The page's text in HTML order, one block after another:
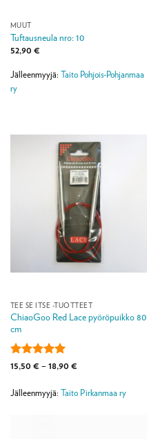
MUUT
Tuftausneula nro: 10
52,90 €
Jälleenmyyjä: Taito Pohjois-Pohjanmaa
ry
TEE SE ITSE -TUOTTEET
ChiaoGoo Red Lace pyöröpuikko 80
cm
Arvostelu
/ 5
15,50 € – 18,90 €Hintaluokka:
18,90 €
Jälleenmyyjä: Taito Pirkanmaa ry